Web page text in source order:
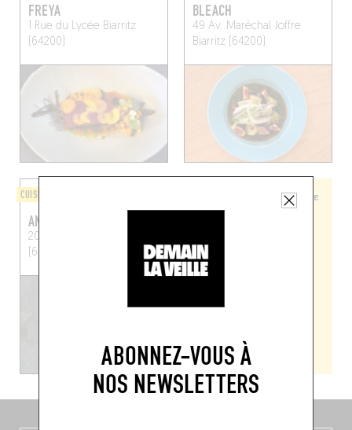
ABONNEZ-VOUS À
NOS NEWSLETTERS
FREYA
1 Rue du Lycée Biarritz
(64200)
BLEACH
49 Av. Maréchal Joffre
Biarritz (64200)
CUISINE D'AUTEUR
ANEMA
20 Av. Carnot
(64200)